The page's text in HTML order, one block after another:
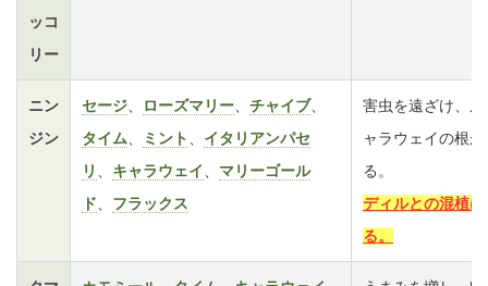
ッコ
リー
ニン
ジン
セージ ローズマリー チャイブ、
タイム
ミント
イタリアンパセ
リ
キャラウェイ
マリーゴール
ド
フラックス
害虫を遠ざけ、
ャラウェイの根
る。
ディルとの混植
る。